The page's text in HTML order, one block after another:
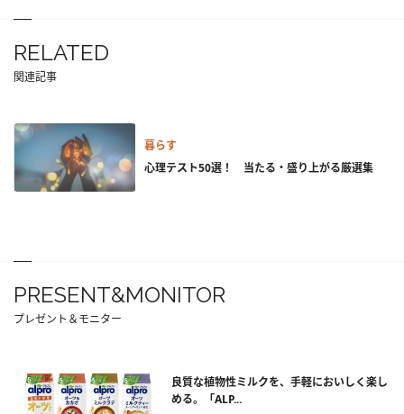
RELATED
関連記事
暮らす
心理テスト50選！ 当たる・盛り上がる厳選集
PRESENT&MONITOR
プレゼント＆モニター
良質な植物性ミルクを、手軽においしく楽し
める。「ALP...